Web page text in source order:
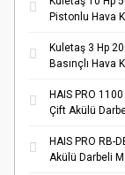
Pistonlu Hava
Kuletaş 3 Hp
Basınçlı Hava
HAIS PRO
Çift Akülü
HAIS PRO RB-
Akülü Darbeli